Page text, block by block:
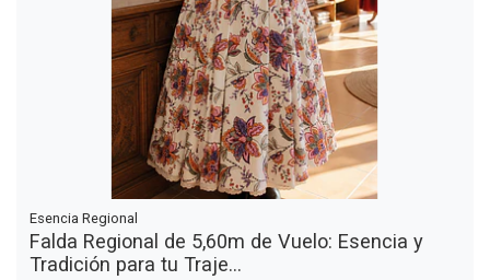
Esencia Regional
Falda Regional de 5,60m de Vuelo: Esencia y
Tradición para tu Traje...